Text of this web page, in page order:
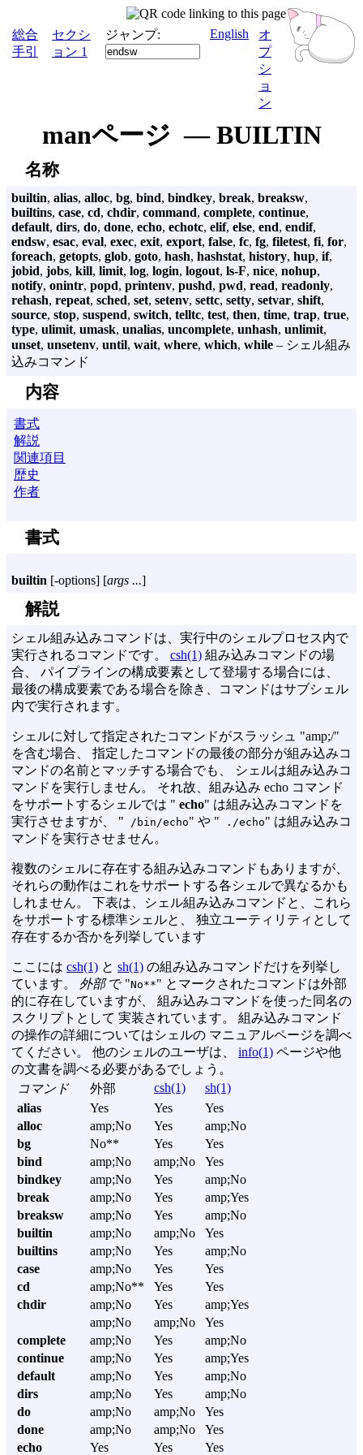
総合
手引
セクシ
ョン 1
ジャンプ: English
オ
プ
シ
ョ
ン
manページ — BUILTIN
名称
builtin, alias, alloc, bg, bind, bindkey, break, breaksw,
builtins, case, cd, chdir, command, complete, continue,
default, dirs, do, done, echo, echotc, elif, else, end, endif,
endsw, esac, eval, exec, exit, export, false, fc, fg, filetest, fi, for,
foreach, getopts, glob, goto, hash, hashstat, history, hup, if,
jobid, jobs, kill, limit, log, login, logout, ls-F, nice, nohup,
notify, onintr, popd, printenv, pushd, pwd, read, readonly,
rehash, repeat, sched, set, setenv, settc, setty, setvar, shift,
source, stop, suspend, switch, telltc, test, then, time, trap, true,
type, ulimit, umask, unalias, uncomplete, unhash, unlimit,
unset, unsetenv, until, wait, where, which, while – シェル組み
込みコマンド
内容
書式
解説
関連項目
歴史
作者
書式
builtin [-options] [args ...]
解説
シェル組み込みコマンドは、実行中のシェルプロセス内で
実行されるコマンドです。 csh(1) 組み込みコマンドの場
合、 パイプラインの構成要素として登場する場合には、
最後の構成要素である場合を除き、コマンドはサブシェル
内で実行されます。
シェルに対して指定されたコマンドがスラッシュ "amp;/"
を含む場合、 指定したコマンドの最後の部分が組み込みコ
マンドの名前とマッチする場合でも、 シェルは組み込みコ
マンドを実行しません。 それ故、組み込み echo コマンド
をサポートするシェルでは " echo" は組み込みコマンドを
実行させますが、 " /bin/echo" や " ./echo" は組み込みコ
マンドを実行させません。
複数のシェルに存在する組み込みコマンドもありますが、
それらの動作はこれをサポートする各シェルで異なるかも
しれません。 下表は、シェル組み込みコマンドと、これら
をサポートする標準シェルと、 独立ユーティリティとして
存在するか否かを列挙しています
ここには csh(1) と sh(1) の組み込みコマンドだけを列挙し
ています。 外部で "No**" とマークされたコマンドは外部
的に存在していますが、 組み込みコマンドを使った同名の
スクリプトとして 実装されています。 組み込みコマンド
の操作の詳細についてはシェルの マニュアルページを調べ
てください。 他のシェルのユーザは、 info(1) ページや他
の文書を調べる必要があるでしょう。
コマンド
外部 csh(1)
sh(1)
alias
Yes Yes
Yes
alloc
amp;No Yes
amp;No
bg
No** Yes
Yes
bind
amp;No amp;No
Yes
bindkey
amp;No Yes
amp;No
break
amp;No Yes
amp;Yes
breaksw
amp;No Yes
amp;No
builtin
amp;No amp;No
Yes
builtins
amp;No Yes
amp;No
case
amp;No Yes
Yes
cd
amp;No** Yes
Yes
chdir
amp;No Yes
amp;Yes
amp;No
amp;No
Yes
complete
amp;No Yes
amp;No
continue
amp;No Yes
amp;Yes
default
amp;No Yes
amp;No
dirs
amp;No Yes
amp;No
do
amp;No amp;No
Yes
done
amp;No amp;No
Yes
echo
Yes Yes Yes